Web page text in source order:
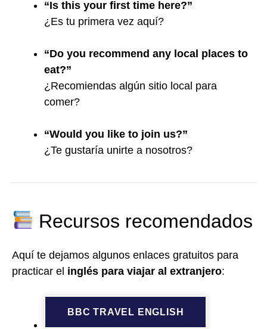
“Is this your first time here?”
¿Es tu primera vez aquí?
“Do you recommend any local places to
eat?”
¿Recomiendas algún sitio local para
comer?
“Would you like to join us?”
¿Te gustaría unirte a nosotros?
Recursos recomendados
Aquí te dejamos algunos enlaces gratuitos para
practicar el inglés para viajar al extranjero:
BBC TRAVEL ENGLISH